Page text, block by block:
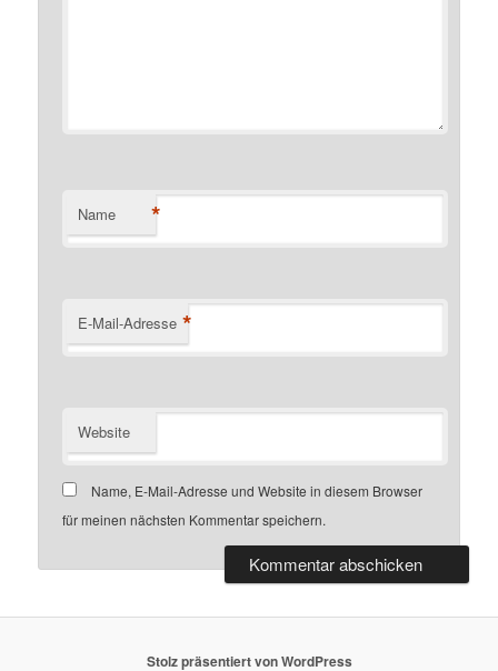
Name *
E-Mail-Adresse *
Website
Name, E-Mail-Adresse und Website in diesem Browser
für meinen nächsten Kommentar speichern.
Stolz präsentiert von WordPress